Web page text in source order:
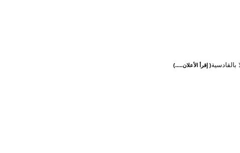
بالقادسية( إقرأ الأعلان.....)